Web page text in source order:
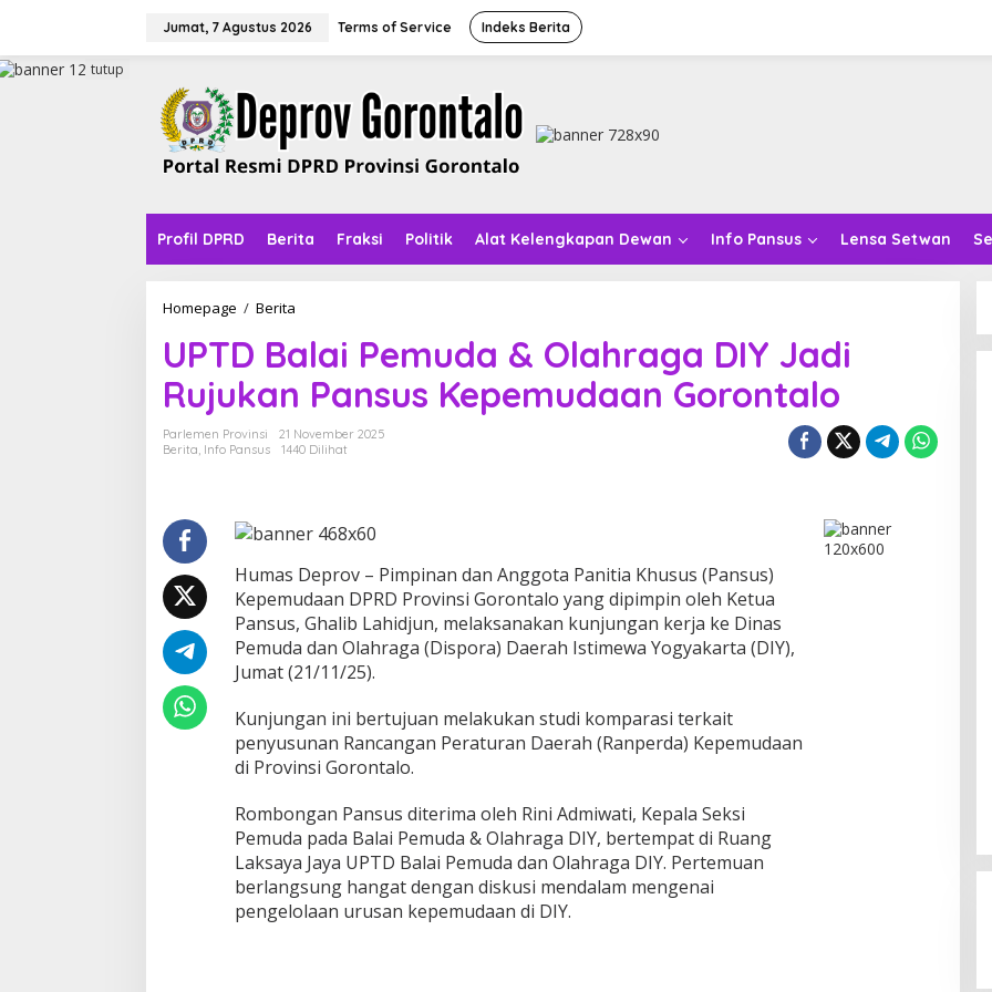
a
Jumat, 7 Agustus 2026 Terms of Service Indeks Berita
Profil DPRD Berita Fraksi Politik Alat Kelengkapan Dewan Info Pansus Lensa Setwan
tutup
Homepage / Berita
T
D
B
a
l
a
m
d
a
&
O
l
a
a
g
a
I
Y
J
a
d
i
UPTD Balai Pemuda & Olahraga DIY Jadi
Rujukan Pansus Kepemudaan Gorontalo
Parlemen Provinsi
21 November 2025
Berita, Info Pansus 1440 Dilihat
Humas Deprov – Pimpinan dan Anggota Panitia Khusus (Pansus)
Kepemudaan DPRD Provinsi Gorontalo yang dipimpin oleh Ketua
Pansus, Ghalib Lahidjun, melaksanakan kunjungan kerja ke Dinas
Pemuda dan Olahraga (Dispora) Daerah Istimewa Yogyakarta (DIY),
Jumat (21/11/25).
Kunjungan ini bertujuan melakukan studi komparasi terkait
penyusunan Rancangan Peraturan Daerah (Ranperda) Kepemudaan
di Provinsi Gorontalo.
Rombongan Pansus diterima oleh Rini Admiwati, Kepala Seksi
Pemuda pada Balai Pemuda & Olahraga DIY, bertempat di Ruang
Laksaya Jaya UPTD Balai Pemuda dan Olahraga DIY. Pertemuan
berlangsung hangat dengan diskusi mendalam mengenai
pengelolaan urusan kepemudaan di DIY.